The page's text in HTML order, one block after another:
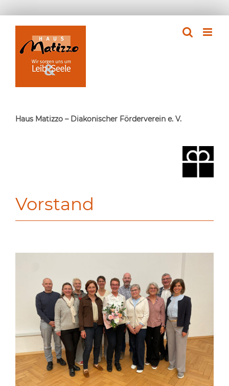
springen
Haus Matizzo – Diakonischer Förderverein e. V.
Vorstand